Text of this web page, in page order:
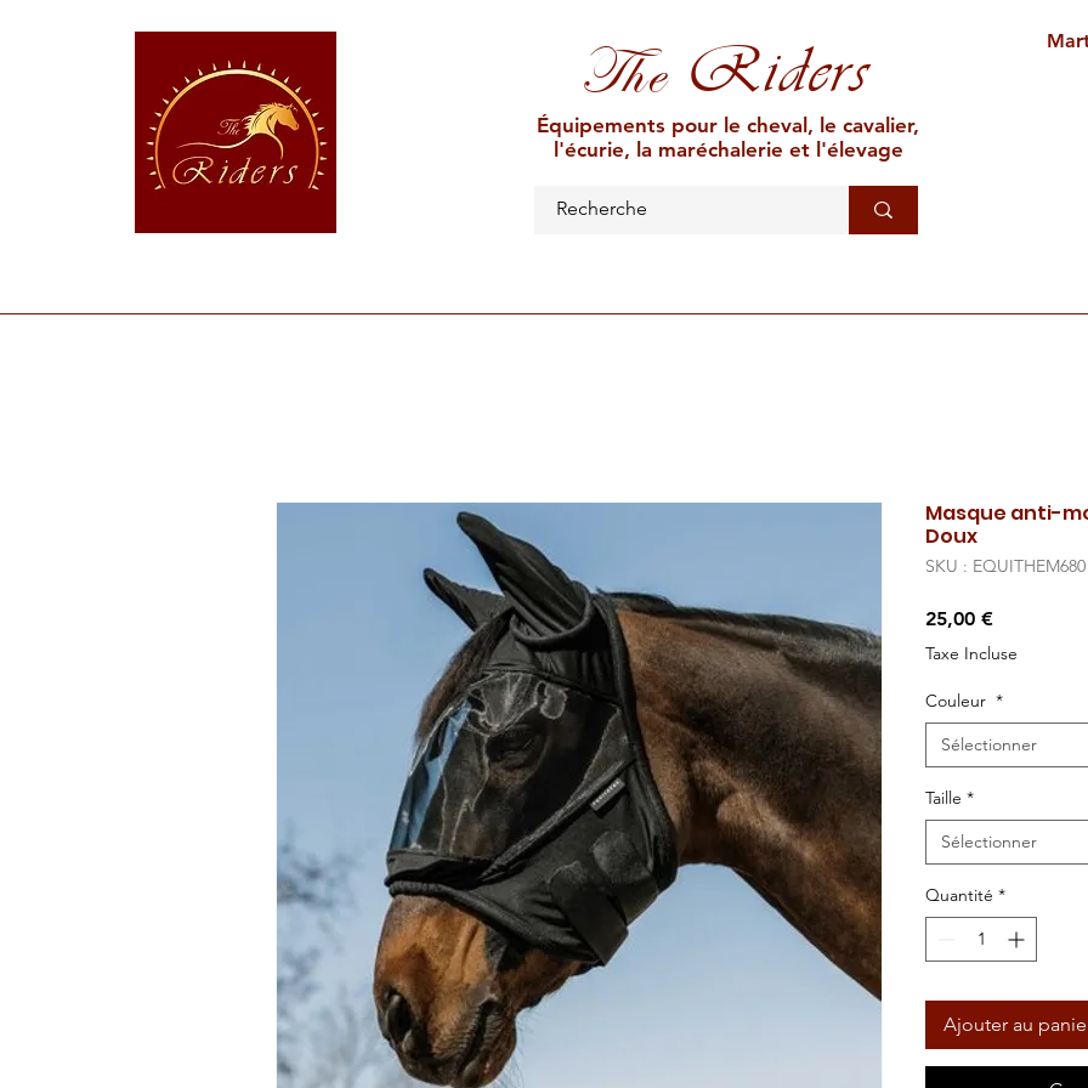
TheRiders
Équipements pour le cheval, le cavalier,
l'écurie, la maréchalerie et l'élevage
Masque anti-
Doux
SKU : EQUITHEM680
25,00 €Prix
Taxe Incluse
Couleur *
Sélectionner
Taille *
Sélectionner
Quantité *
Ajouter au